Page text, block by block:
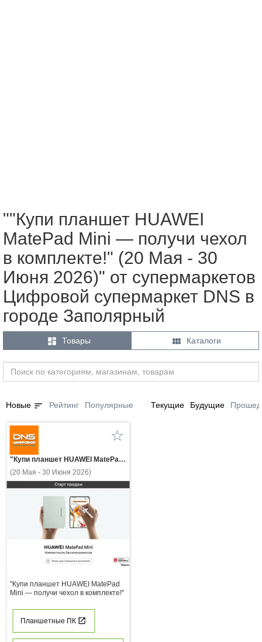
""Купи планшет HUAWEI
MatePad Mini — получи чехол
в комплекте!" (20 Мая - 30
Июня 2026)" от супермаркетов
Цифровой супермаркет DNS в
городе Заполярный
 Товары  Каталоги
Новые sort Рейтинг Популярные Текущие Будущие
"Купи планшет HUAWEI MatePad Mini — получи чехол в комплекте!"
(20 Мая - 30 Июня 2026)
"Купи планшет HUAWEI MatePad
Mini — получи чехол в комплекте!"
Планшетные ПК